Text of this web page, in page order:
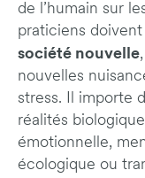
de l’humain sur
praticiens
société nouvelle
nouvelles
stress. Il importe
réalités
émotionnelle,
écologique ou